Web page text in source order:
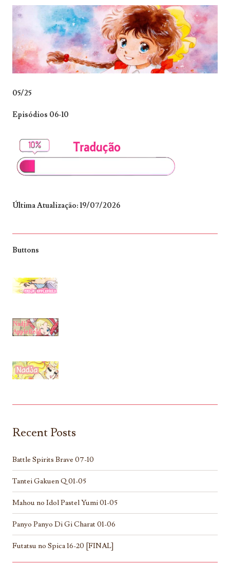
05/25
Episódios 06-10
Última Atualização: 19/07/2026
Buttons
Recent Posts
Battle Spirits Brave 07-10
Tantei Gakuen Q 01-05
Mahou no Idol Pastel Yumi 01-05
Panyo Panyo Di Gi Charat 01-06
Futatsu no Spica 16-20 [FINAL]